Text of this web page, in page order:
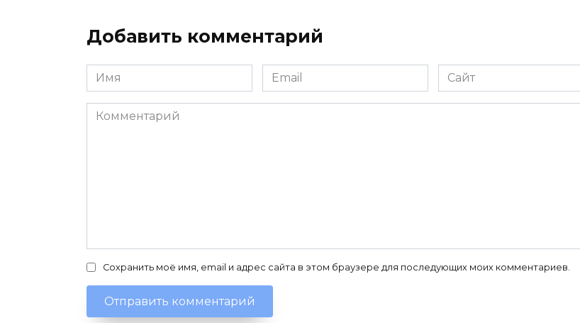
Добавить комментарий
Имя
*
Email
*
Сайт
Комментарий
Сохранить моё имя, email и адрес сайта в этом браузере для последующих моих комментариев.